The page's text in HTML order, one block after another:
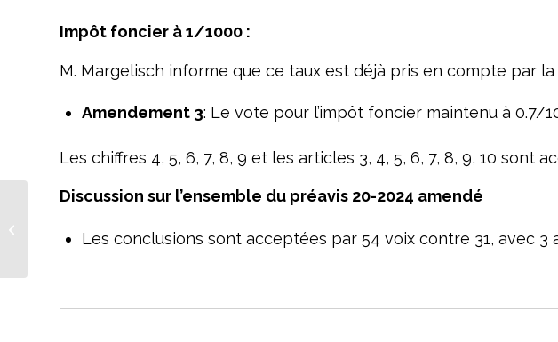
Impôt foncier à 1/1000 :
M. Margelisch informe que ce taux est déjà pris en compte par
Amendement 3: Le vote pour l’impôt foncier maintenu à 0.7/
Les chiffres 4, 5, 6, 7, 8, 9 et les articles 3, 4, 5, 6, 7, 8, 9, 10 sont
Discussion sur l’ensemble du préavis 20-2024 amendé
Les conclusions sont acceptées par 54 voix contre 31, avec 3
Henri Guisan